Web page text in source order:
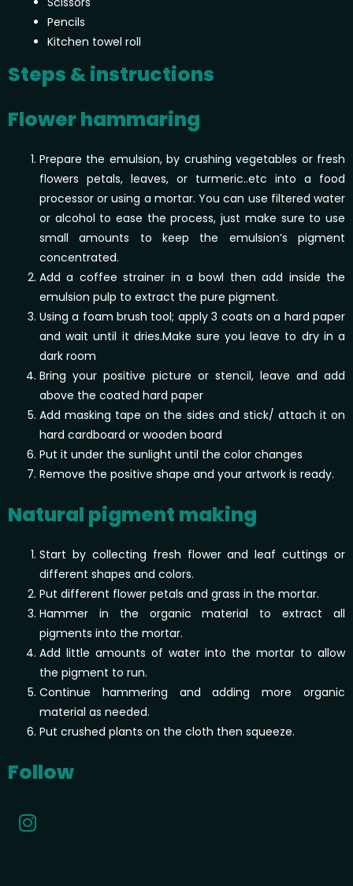
Pencils
Kitchen towel roll
Steps & instructions
Flower hammaring
Prepare the emulsion, by crushing vegetables or fresh
flowers petals, leaves, or turmeric..etc into a food
processor or using a mortar. You can use filtered water
or alcohol to ease the process, just make sure to use
small amounts to keep the emulsion’s pigment
concentrated.
Add a coffee strainer in a bowl then add inside the
emulsion pulp to extract the pure pigment.
Using a foam brush tool; apply 3 coats on a hard paper
and wait until it dries.Make sure you leave to dry in a
dark room
Bring your positive picture or stencil, leave and add
above the coated hard paper
Add masking tape on the sides and stick/ attach it on
hard cardboard or wooden board
Put it under the sunlight until the color changes
Remove the positive shape and your artwork is ready.
Natural pigment making
Start by collecting fresh flower and leaf cuttings or
different shapes and colors.
Put different flower petals and grass in the mortar.
Hammer in the organic material to extract all
pigments into the mortar.
Add little amounts of water into the mortar to allow
the pigment to run.
Continue hammering and adding more organic
material as needed.
Put crushed plants on the cloth then squeeze.
Follow